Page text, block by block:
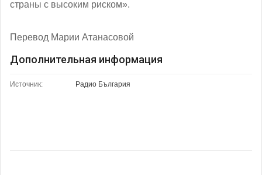
страны с высоким риском».
Перевод Марии Атанасовой
Дополнительная информация
Источник: Радио България